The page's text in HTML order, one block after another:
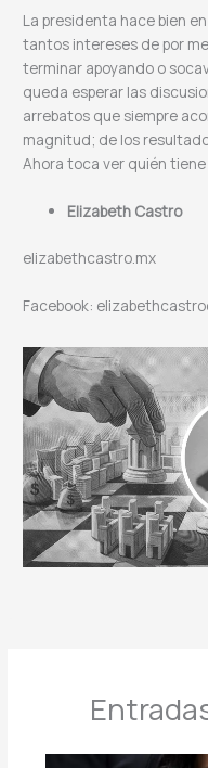
La presidenta hace bien
tantos intereses de por
terminar apoyando o
queda esperar las
arrebatos que siempre
magnitud; de los
Ahora toca ver quién
Elizabeth Castro
elizabethcastro.mx
Facebook: